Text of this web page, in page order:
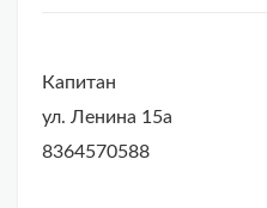
Капитан
ул. Ленина 15а
8364570588